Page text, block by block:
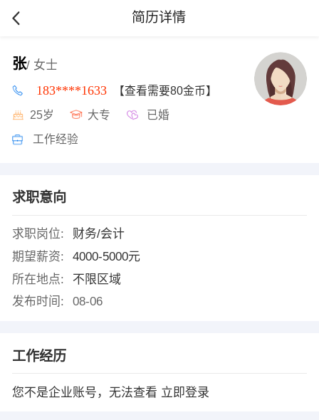
简历详情
张/ 女士
183****1633 【查看需要80金币】
25岁 大专 已婚
工作经验
求职意向
求职岗位:
财务/会计
期望薪资:
4000-5000元
所在地点:
不限区域
发布时间:
08-06
工作经历
您不是企业账号，无法查看 立即登录